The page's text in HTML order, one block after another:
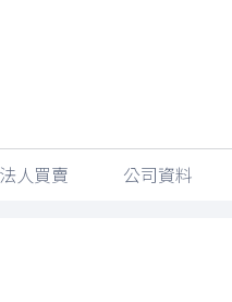
法人買賣 公司資料